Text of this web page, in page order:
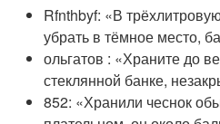
Rfnthbyf: «В
убрать в тёмное место,
ольгатов : «Храните до
стеклянной банке,
852: «Хранили чеснок